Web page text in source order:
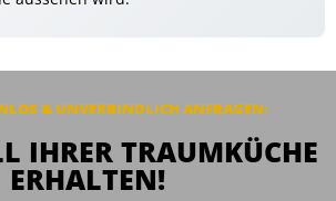
& UNVERBINDLICH ANFRAGEN:
IHRER TRAUMKÜCHE
ERHALTEN!